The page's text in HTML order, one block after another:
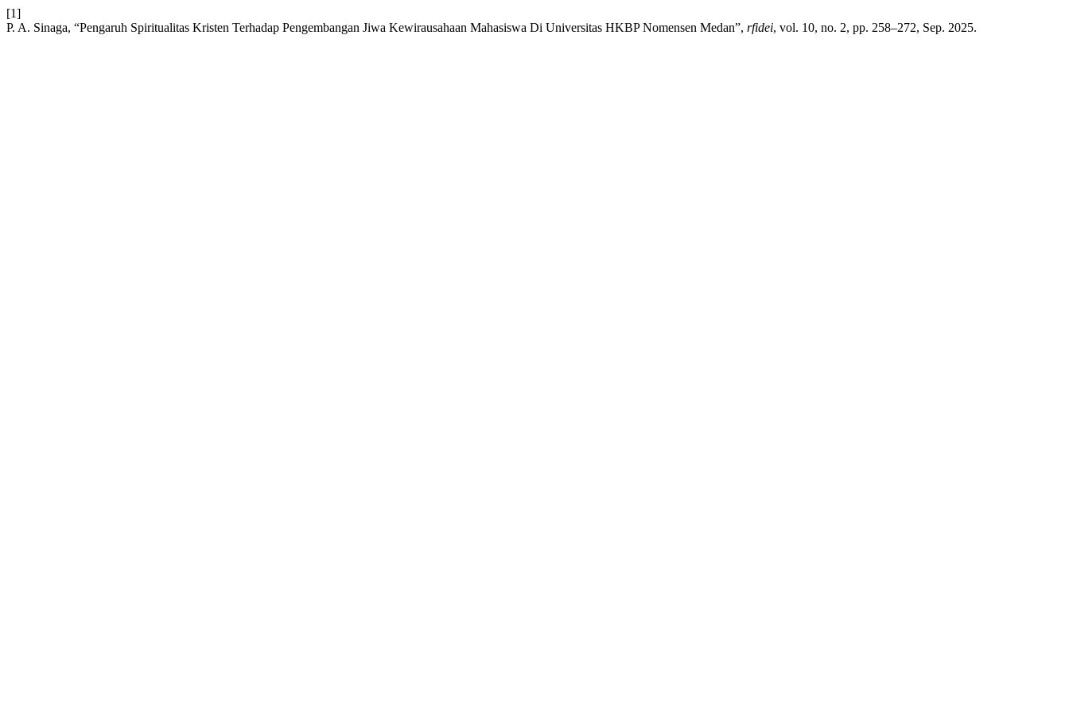
[1]
P. A. Sinaga, “Pengaruh Spiritualitas Kristen Terhadap Pengembangan Jiwa Kewirausahaan Mahasiswa Di Universitas HKBP Nomensen Medan”, rfidei, vol. 10, no. 2, pp. 258–272, Sep. 2025.